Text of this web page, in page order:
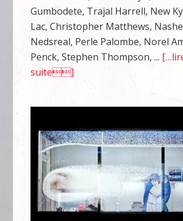
Gumbodete, Trajal Harrell, New
Lac, Christopher Matthews,
Nedsreal, Perle Palombe, Norel
Penck, Stephen Thompson, ...
suite]